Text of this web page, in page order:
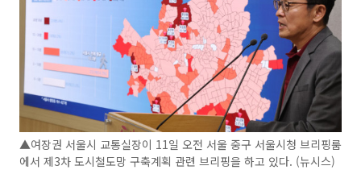
▲여장권 서울시 교통실장이 11일 오전 서울 중구 서울시청 브리핑룸
에서 제3차 도시철도망 구축계획 관련 브리핑을 하고 있다. (뉴시스)